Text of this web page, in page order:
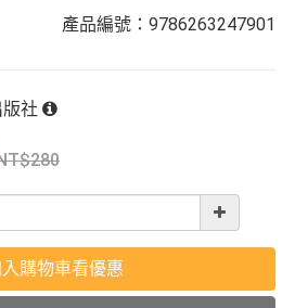
產品編號：9786263247901
社
280
購物車看優惠